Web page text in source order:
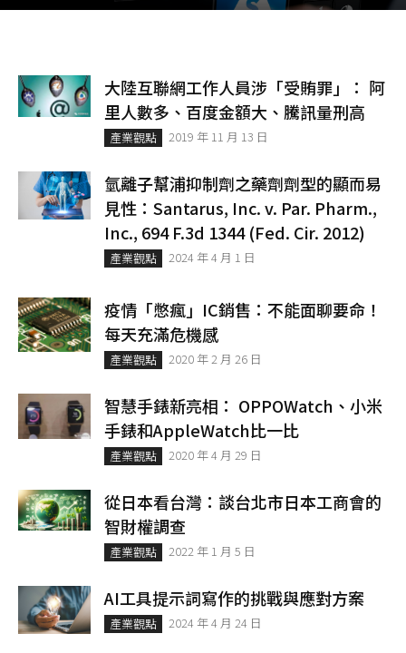
大陸互聯網工作人員涉「受賄罪」： 阿
里人數多、百度金額大、騰訊量刑高
產業觀點 2019 年 11 月 13 日
氫離子幫浦抑制劑之藥劑劑型的顯而易
見性：Santarus, Inc. v. Par. Pharm.,
Inc., 694 F.3d 1344 (Fed. Cir. 2012)
產業觀點 2024 年 4 月 1 日
疫情「憋瘋」IC銷售：不能面聊要命！
每天充滿危機感
產業觀點 2020 年 2 月 26 日
智慧手錶新亮相： OPPOWatch、小米
手錶和AppleWatch比一比
產業觀點 2020 年 4 月 29 日
從日本看台灣：談台北市日本工商會的
智財權調查
產業觀點 2022 年 1 月 5 日
AI工具提示詞寫作的挑戰與應對方案
產業觀點 2024 年 4 月 24 日